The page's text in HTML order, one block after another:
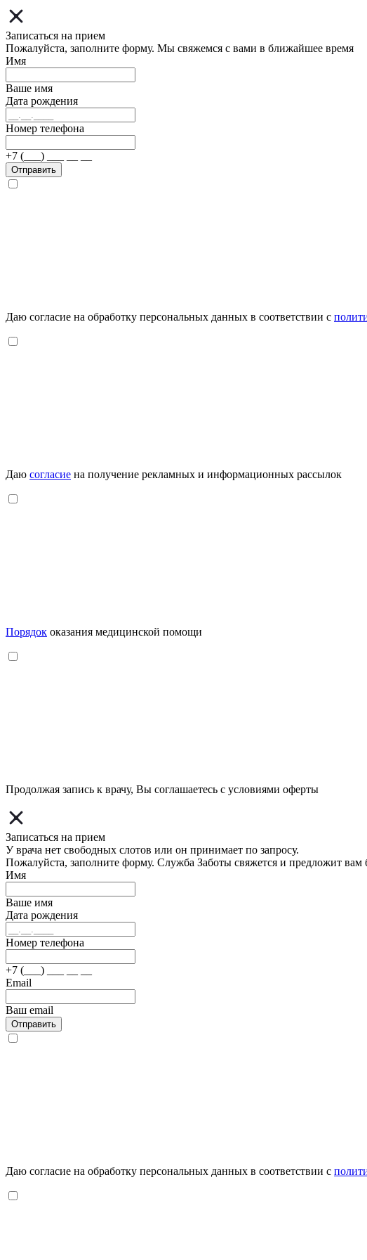
Записаться на прием
Пожалуйста, заполните форму. Мы свяжемся с вами в ближайшее время
Имя
Ваше имя
Дата рождения
Номер телефона
+7 (___) ___ __ __
Отправить
Даю согласие на обработку персональных данных в соответствии с
Даю согласие на получение рекламных и информационных рассылок
Порядок оказания медицинской помощи
Продолжая запись к врачу, Вы соглашаетесь с условиями оферты
Записаться на прием
У врача нет свободных слотов или он принимает по запросу.
Пожалуйста, заполните форму. Служба Заботы свяжется и предложит вам
Имя
Ваше имя
Дата рождения
Номер телефона
+7 (___) ___ __ __
Email
Ваш email
Отправить
Даю согласие на обработку персональных данных в соответствии с